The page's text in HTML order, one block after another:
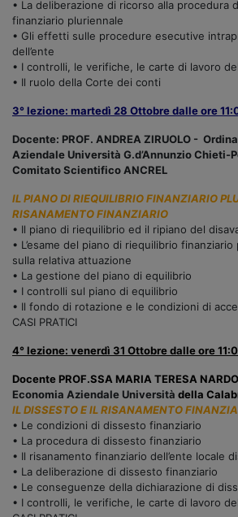
• La deliberazione di ricorso alla procedura
finanziario pluriennale
• Gli effetti sulle procedure esecutive
dell’ente
• I controlli, le verifiche, le carte di lavoro
• Il ruolo della Corte dei conti
3° lezione: martedì 28 Ottobre dalle ore
Docente: PROF. ANDREA ZIRUOLO -
Aziendale Università G.d’Annunzio Chieti-
Comitato Scientifico ANCREL
IL PIANO DI RIEQUILIBRIO FINANZIARIO
RISANAMENTO FINANZIARIO
• Il piano di riequilibrio ed il ripiano del
• L’esame del piano di riequilibrio
sulla relativa attuazione
• La gestione del piano di equilibrio
• I controlli sul piano di equilibrio
• Il fondo di rotazione e le condizioni di
CASI PRATICI
4° lezione: venerdì 31 Ottobre dalle ore
Docente PROF.SSA MARIA TERESA
Economia Aziendale Università​ della
IL DISSESTO E IL RISANAMENTO
• Le condizioni di dissesto finanziario
• La procedura di dissesto finanziario
• Il risanamento finanziario dell’ente locale
• La deliberazione di dissesto finanziario
• Le conseguenze della dichiarazione di
• I controlli, le verifiche, le carte di lavoro